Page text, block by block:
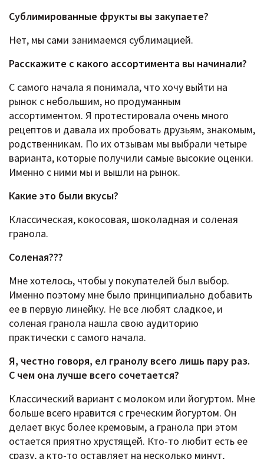
Сублимированные фрукты вы закупаете?
Нет, мы сами занимаемся сублимацией.
Расскажите c какого ассортимента вы начинали?
С самого начала я понимала, что хочу выйти на
рынок с небольшим, но продуманным
ассортиментом. Я протестировала очень много
рецептов и давала их пробовать друзьям, знакомым,
родственникам. По их отзывам мы выбрали четыре
варианта, которые получили самые высокие оценки.
Именно с ними мы и вышли на рынок.
Какие это были вкусы?
Классическая, кокосовая, шоколадная и соленая
гранола.
Соленая???
Мне хотелось, чтобы у покупателей был выбор.
Именно поэтому мне было принципиально добавить
ее в первую линейку. Не все любят сладкое, и
соленая гранола нашла свою аудиторию
практически с самого начала.
Я, честно говоря, ел гранолу всего лишь пару раз.
С чем она лучше всего сочетается?
Классический вариант с молоком или йогуртом. Мне
больше всего нравится с греческим йогуртом. Он
делает вкус более кремовым, а гранола при этом
остается приятно хрустящей. Кто-то любит есть ее
сразу, а кто-то оставляет на несколько минут,